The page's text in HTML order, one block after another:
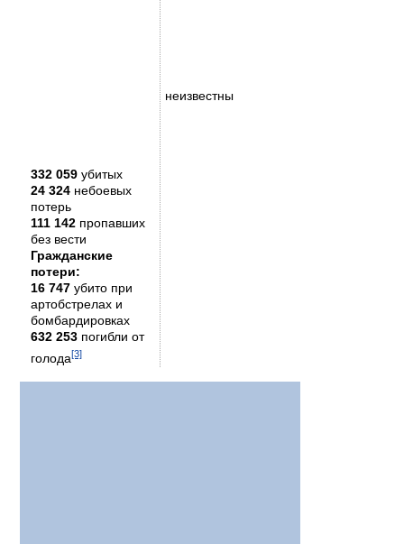
332 059 убитых
24 324 небоевых
потерь
111 142 пропавших
без вести
Гражданские
потери:
16 747 убито при
артобстрелах и
бомбардировках
632 253 погибли от
голода[3]
неизвестны